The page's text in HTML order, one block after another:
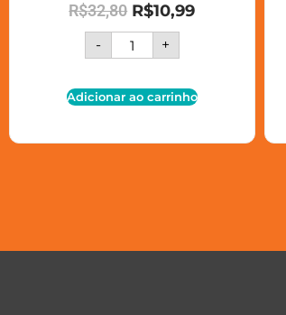
R$32,80 R$10,99
- +
Adicionar ao carrinho